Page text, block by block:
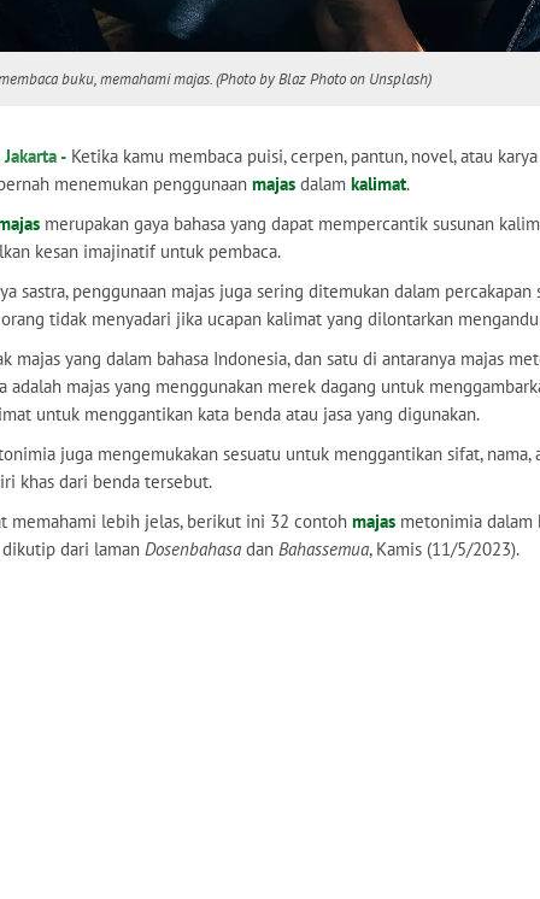
buku, memahami majas. (Photo by Blaz Photo on Unsplash)
Jakarta - Ketika kamu membaca puisi, cerpen, pantun, novel, atau
menemukan penggunaan majas dalam kalimat.
merupakan gaya bahasa yang dapat mempercantik susunan
kesan imajinatif untuk pembaca.
sastra, penggunaan majas juga sering ditemukan dalam percakapan
tidak menyadari jika ucapan kalimat yang dilontarkan
majas yang dalam bahasa Indonesia, dan satu di antaranya majas
adalah majas yang menggunakan merek dagang untuk
untuk menggantikan kata benda atau jasa yang digunakan.
juga mengemukakan sesuatu untuk menggantikan sifat, nama,
khas dari benda tersebut.
memahami lebih jelas, berikut ini 32 contoh majas metonimia dalam
dari laman Dosenbahasa dan Bahassemua, Kamis (11/5/2023).